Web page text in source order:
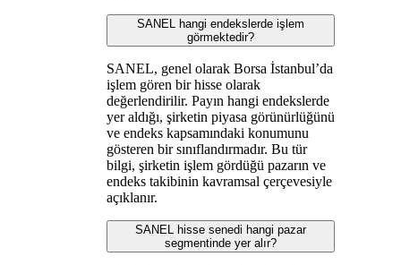
SANEL hangi endekslerde işlem
görmektedir?
SANEL, genel olarak Borsa İstanbul’da
işlem gören bir hisse olarak
değerlendirilir. Payın hangi endekslerde
yer aldığı, şirketin piyasa görünürlüğünü
ve endeks kapsamındaki konumunu
gösteren bir sınıflandırmadır. Bu tür
bilgi, şirketin işlem gördüğü pazarın ve
endeks takibinin kavramsal çerçevesiyle
açıklanır.
SANEL hisse senedi hangi pazar
segmentinde yer alır?